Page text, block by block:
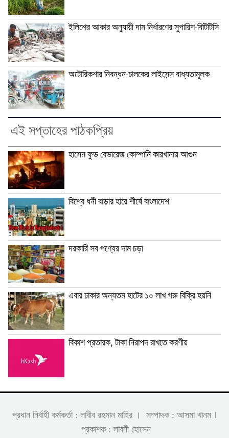
ইলিশের আকার অনুযায়ী দাম নির্ধারণের সুপারিশ-বিটিটিসি
অটোরিকশার নিবন্ধন-চালকের লাইসেন্স বাধ্যতামূলক
এই সপ্তাহের পাঠকপ্রিয়
হাসেম ফুড বেভারেজ কোম্পানি কারখানায় আগুন
বিশ্বে ধনী বাড়ার হারে শীর্ষে বাংলাদেশ
দরকারি সব পণ্যের দাম চড়া
এবার ঢাকার অন্যতম হাটের ১০ লাখ গরু বিক্রি হয়নি
বিকাশ প্রতারক, টাকা নিরাপদ রাখতে করণীয়
প্রধান নির্বাহী কর্মকর্তা : লাবীব রহমান মাহির । সম্পাদক : আসমা খানম ।
প্রকাশক : লাবনী হোসেন